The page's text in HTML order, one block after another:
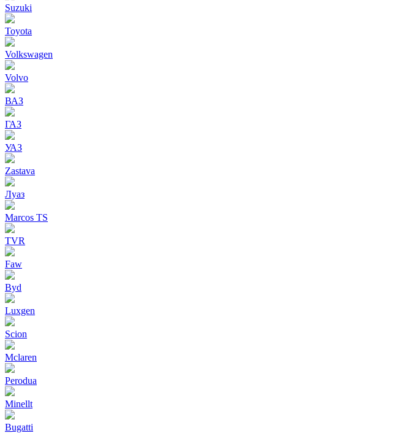
Suzuki
Toyota
Volkswagen
Volvo
ВАЗ
ГАЗ
УАЗ
Zastava
Луаз
Marcos TS
TVR
Faw
Byd
Luxgen
Scion
Mclaren
Perodua
Minellt
Bugatti